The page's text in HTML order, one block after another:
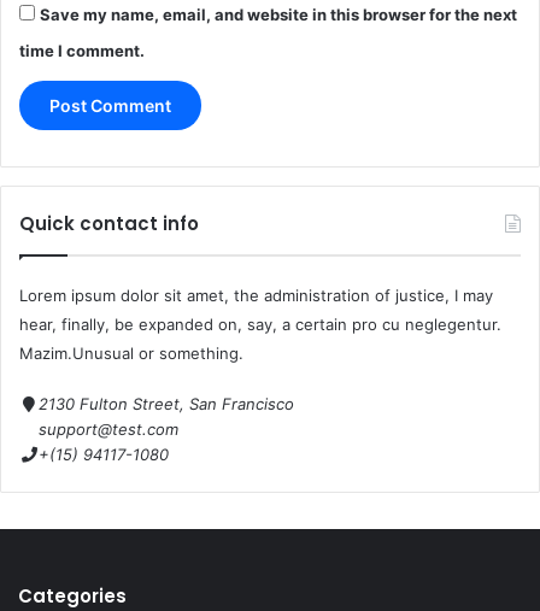
Save my name, email, and website in this browser for the next
time I comment.
Quick contact info
Lorem ipsum dolor sit amet, the administration of justice, I may
hear, finally, be expanded on, say, a certain pro cu neglegentur.
Mazim.Unusual or something.
2130 Fulton Street, San Francisco
support@test.com
+(15) 94117-1080
Categories